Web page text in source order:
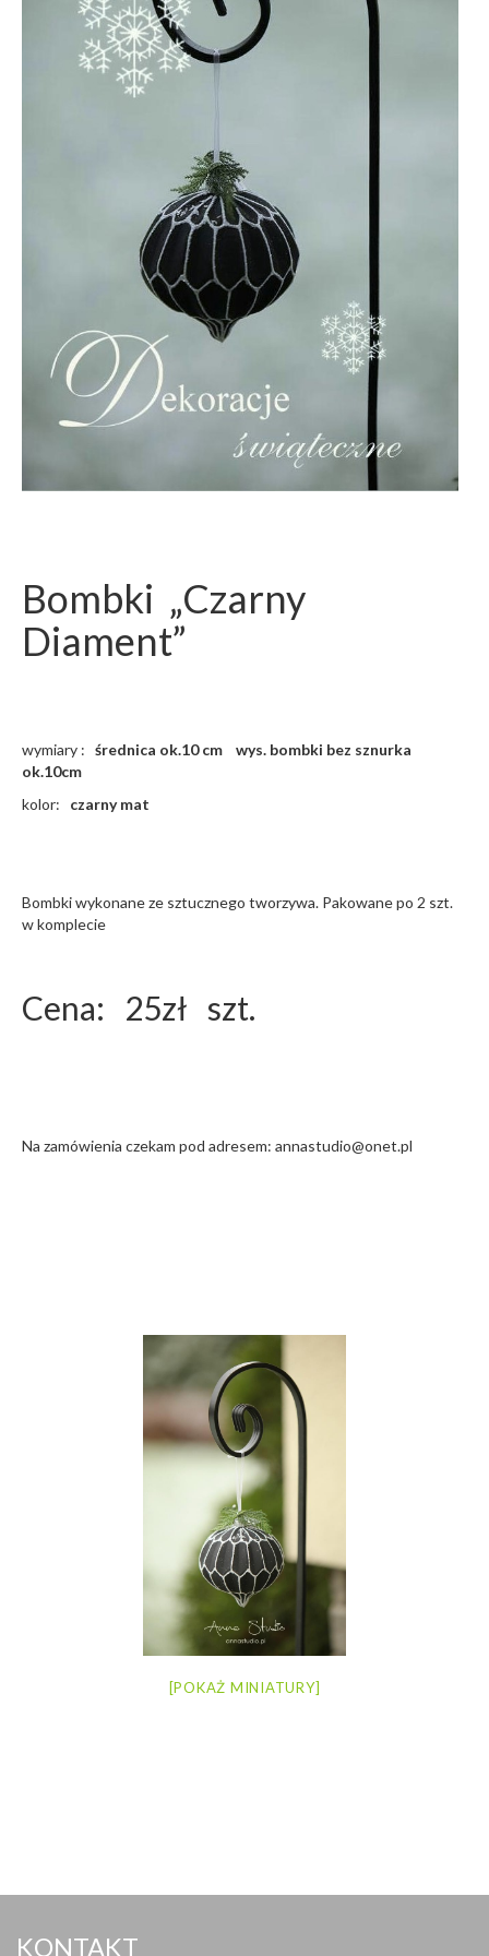
Bombki „Czarny
Diament”
wymiary : średnica ok.10 cm wys. bombki bez sznurka
ok.10cm
kolor: czarny mat
Bombki wykonane ze sztucznego tworzywa. Pakowane po 2 szt.
w komplecie
Cena: 25zł szt.
Na zamówienia czekam pod adresem: annastudio@onet.pl
[POKAŻ MINIATURY]
KONTAKT